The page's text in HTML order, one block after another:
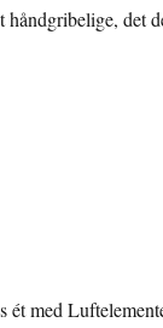
håndgribelige, det
ét med